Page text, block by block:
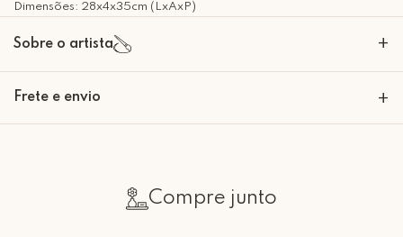
Dimensões: 28x4x35cm (LxAxP)
Sobre o artista +
Frete e envio +
Compre junto